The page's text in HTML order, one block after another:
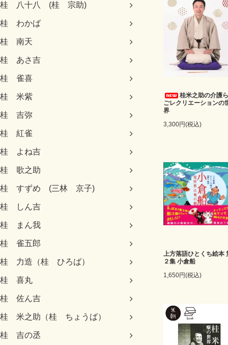
桂 八十八 (桂 宗助)
桂 わかば
桂 南天
桂 あさ吉
桂 雀喜
桂 米紫
桂 吉弥
桂 紅雀
桂 よね吉
桂 歌之助
桂 すずめ (三林 京子)
桂 しん吉
桂 まん我
桂 雀五郎
桂 力造（桂 ひろば）
桂 喜丸
桂 佐ん吉
桂 米之助（桂 ちょうば）
桂 吉の丞
桂米之助の介護
ごレクリエーションの
界
3,300円(税込)
上方落語ひとくち絵本
２集 小倉船
1,650円(税込)